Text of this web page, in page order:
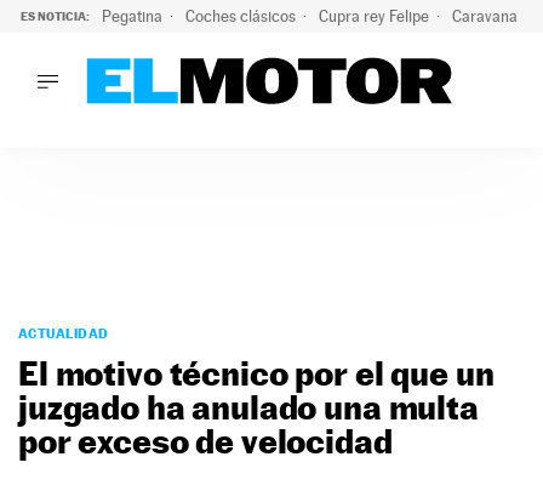
ES NOTICIA: Pegatina Coches clásicos Cupra rey Felipe Caravana
PODCAST
MOTOS
TECNOLOGÍA
SUPERCOCHES
MOTORTV
ACTUALIDAD
El motivo técnico por el que un
juzgado ha anulado una multa
por exceso de velocidad